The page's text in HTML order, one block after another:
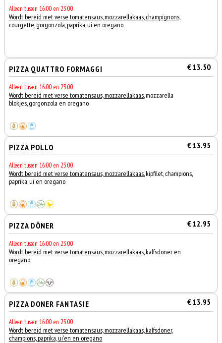
Alleen tussen 16:00 en 23:00
Wordt bereid met verse tomatensaus, mozzarellakaas, champignons,
courgette, gorgonzola, paprika, ui en oregano
PIZZA QUATTRO FORMAGGI € 13.50
Alleen tussen 16:00 en 23:00
Wordt bereid met verse tomatensaus, mozzarellakaas, mozzarella
blokjes, gorgonzola en oregano
PIZZA POLLO € 13.95
Alleen tussen 16:00 en 23:00
Wordt bereid met verse tomatensaus, mozzarellakaas, kipfilet, champions,
paprika, ui en oregano
PIZZA DÖNER € 12.95
Alleen tussen 16:00 en 23:00
Wordt bereid met verse tomatensaus, mozzarellakaas, kalfsdoner en
oregano
PIZZA DONER FANTASIE € 13.95
Alleen tussen 16:00 en 23:00
Wordt bereid met verse tomatensaus, mozzarellakaas, kalfsdoner,
champions, paprika, ui'en en oregano